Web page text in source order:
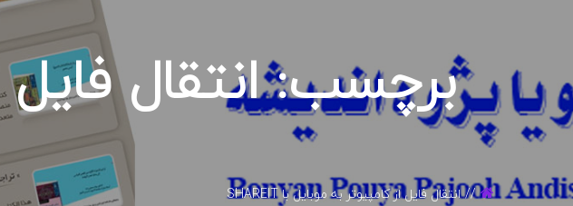
برچسب: انتقال فایل
انتقال فایل از کامپیوتر به موبایل با SHAREIT